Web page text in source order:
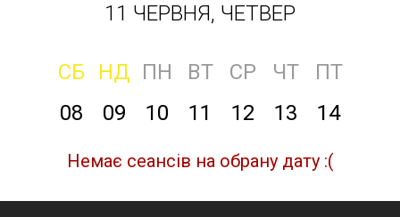
11 ЧЕРВНЯ, ЧЕТВЕР
СБ НД ПН ВТ СР ЧТ
ПТ
08
09 10 11 12 13 14
Немає сеансів на обрану дату :(